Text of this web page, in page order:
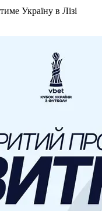
Україну в Лізі